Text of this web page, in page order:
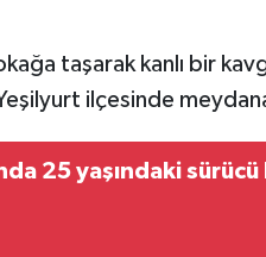
taşarak kanlı bir
ilçesinde
25 yaşındaki sürücü